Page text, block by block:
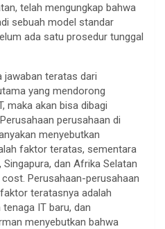
telah mengungkap bahwa
sebuah model standar
ada satu prosedur tunggal
jawaban teratas dari
yang mendorong
maka akan bisa dibagi
perusahaan di
menyebutkan
faktor teratas, sementara
dan Afrika Selatan
Perusahaan-perusahaan
teratasnya adalah
IT baru, dan
menyebutkan bahwa